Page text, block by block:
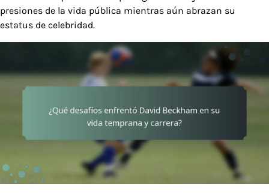
presiones de la vida pública mientras aún abrazan su
estatus de celebridad.